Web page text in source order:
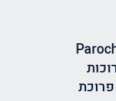
פרוכת